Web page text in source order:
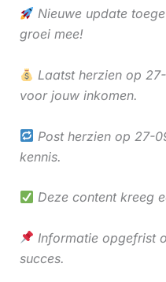
Nieuwe update
groei mee!
Laatst herzien op
voor jouw inkomen.
Post herzien op 27-
kennis.
Deze content kreeg
Informatie opgefrist
succes.